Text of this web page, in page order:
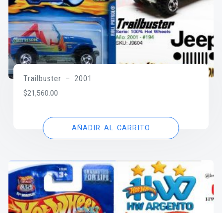
Trailbuster – 2001
$21,560.00
AÑADIR AL CARRITO